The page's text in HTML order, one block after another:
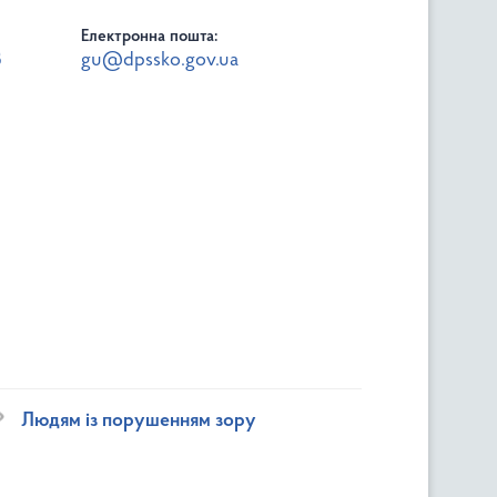
Електронна пошта:
gu@dpssko.gov.ua
Людям із порушенням зору